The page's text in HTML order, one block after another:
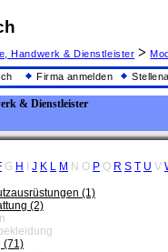
Handwerk & Dienstleister >
Firma anmelden
& Dienstleister
G H J K L M N O P Q R S T U V
(1)
(2)
(71)